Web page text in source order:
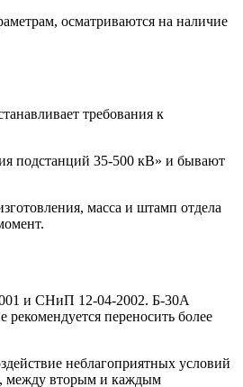
осматриваются на наличие
требования к
подстанций 35-500 кВ» и бывают
масса и штамп отдела
и СНиП 12-04-2002. Б-30А
переносить более
неблагоприятных условий
между вторым и каждым